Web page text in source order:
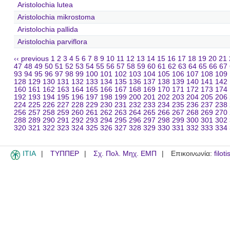
Aristolochia lutea
Aristolochia mikrostoma
Aristolochia pallida
Aristolochia parviflora
‹‹ previous 1 2 3 4 5 6 7 8 9 10 11 12 13 14 15 16 17 18 19 20 21
47 48 49 50 51 52 53 54 55 56 57 58 59 60 61 62 63 64 65 66 67
93 94 95 96 97 98 99 100 101 102 103 104 105 106 107 108 109
128 129 130 131 132 133 134 135 136 137 138 139 140 141 142
160 161 162 163 164 165 166 167 168 169 170 171 172 173 174
192 193 194 195 196 197 198 199 200 201 202 203 204 205 206
224 225 226 227 228 229 230 231 232 233 234 235 236 237 238
256 257 258 259 260 261 262 263 264 265 266 267 268 269 270
288 289 290 291 292 293 294 295 296 297 298 299 300 301 302
320 321 322 323 324 325 326 327 328 329 330 331 332 333 334
ITIA ΤΥΠΠΕΡ Σχ. Πολ. Μηχ. ΕΜΠ Επικοινωνία: